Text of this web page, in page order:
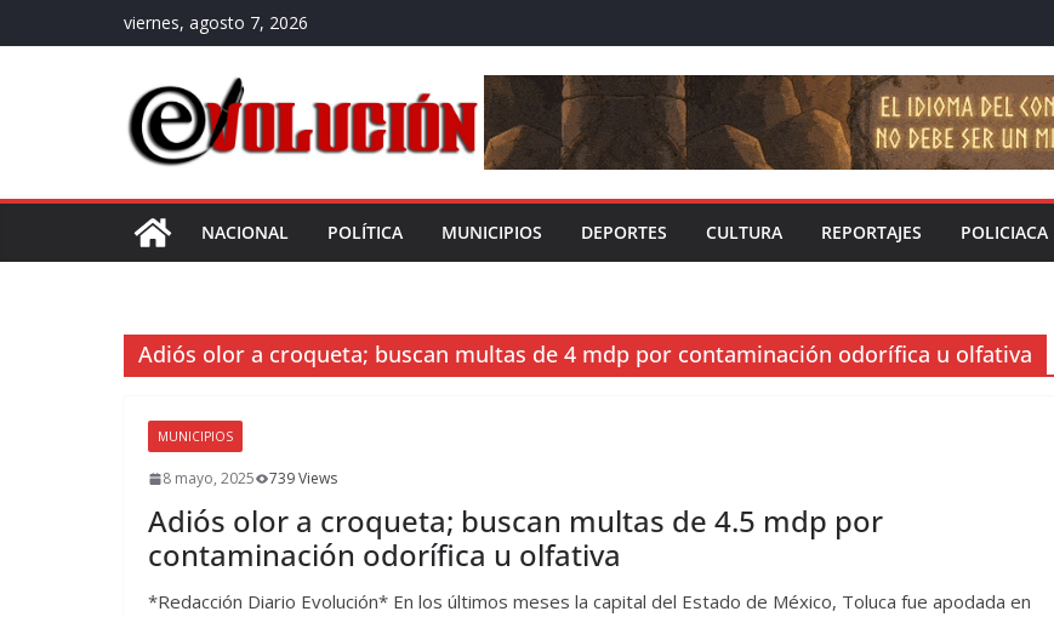
al
viernes, agosto 7, 2026
NACIONAL POLÍTICA MUNICIPIOS DEPORTES CULTURA REPORTAJES POLICIACA
Adiós olor a croqueta; buscan multas de 4 mdp por contaminación odorífica u olfativa
MUNICIPIOS
8 mayo, 2025 739 Views
Adiós olor a croqueta; buscan multas de 4.5 mdp por
contaminación odorífica u olfativa
*Redacción Diario Evolución* En los últimos meses la capital del Estado de México, Toluca fue apodada en